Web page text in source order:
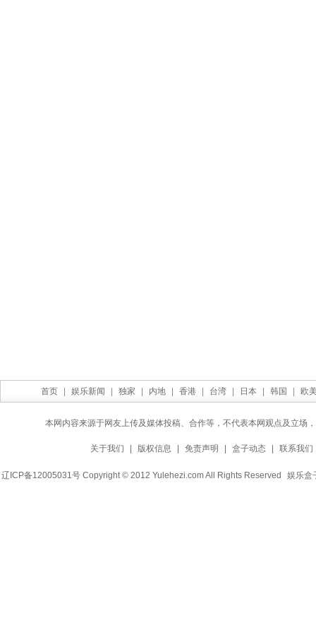
首页 娱乐新闻 独家 内地 香港 台湾 日本 韩国 欧
本网内容来源于网友上传及媒体投稿、合作等，不代表本网观点及立场
关于我们 版权信息 免责声明 盒子动态 联系我们
辽ICP备12005031号 Copyright © 2012 Yulehezi.com All Rights Reserved 娱乐盒